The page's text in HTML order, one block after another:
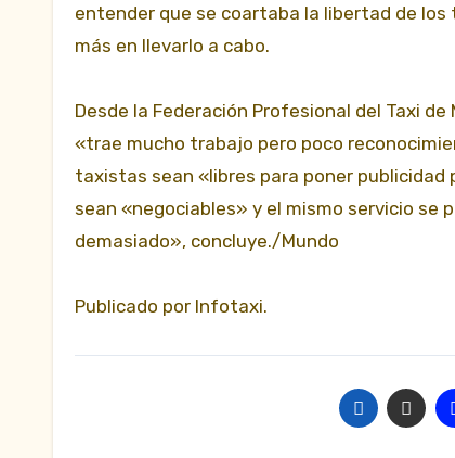
entender que se coartaba la libertad de
más en llevarlo a cabo.
Desde la Federación Profesional del Taxi
«trae mucho trabajo pero poco
taxistas sean «libres para poner
sean «negociables» y el mismo servicio se
demasiado», concluye./Mundo
Publicado por Infotaxi.